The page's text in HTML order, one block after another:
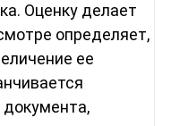
Оценку делает
определяет,
ее